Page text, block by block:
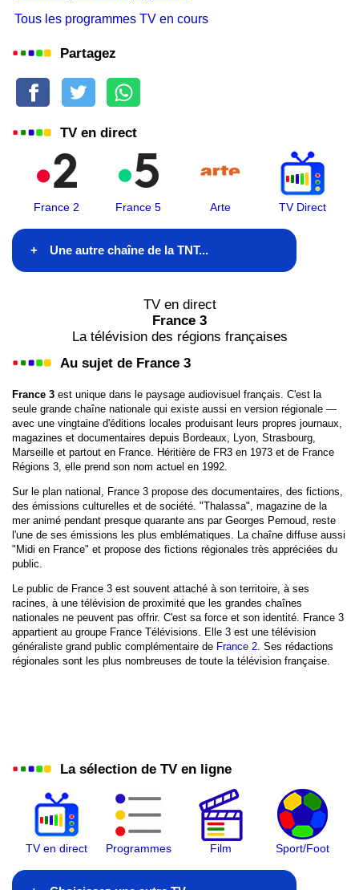
Tous les programmes TV en cours
Partagez
TV en direct
France 2 France 5 Arte TV Direct
Une autre chaîne de la TNT...
France 2
France 3
France 4
France 5
M6
Arte
LCP
W9
TMC
TFX
CStar
T18
HDI
Equipe TV
TV en direct
France 3
La télévision des régions françaises
Au sujet de France 3
France 3 est unique dans le paysage audiovisuel français. C'est la
seule grande chaîne nationale qui existe aussi en version régionale —
avec une vingtaine d'éditions locales produisant leurs propres journaux,
magazines et documentaires depuis Bordeaux, Lyon, Strasbourg,
Marseille et partout en France. Héritière de FR3 en 1973 et de France
Régions 3, elle prend son nom actuel en 1992.
Sur le plan national, France 3 propose des documentaires, des fictions,
des émissions culturelles et de société. "Thalassa", magazine de la
mer animé pendant presque quarante ans par Georges Pernoud, reste
l'une de ses émissions les plus emblématiques. La chaîne diffuse aussi
"Midi en France" et propose des fictions régionales très appréciées du
public.
Le public de France 3 est souvent attaché à son territoire, à ses
racines, à une télévision de proximité que les grandes chaînes
nationales ne peuvent pas offrir. C'est sa force et son identité. France 3
appartient au groupe France Télévisions. Elle 3 est une télévision
généraliste grand public complémentaire de France 2. Ses rédactions
régionales sont les plus nombreuses de toute la télévision française.
La sélection de TV en ligne
TV en direct Programmes Film Sport/Foot